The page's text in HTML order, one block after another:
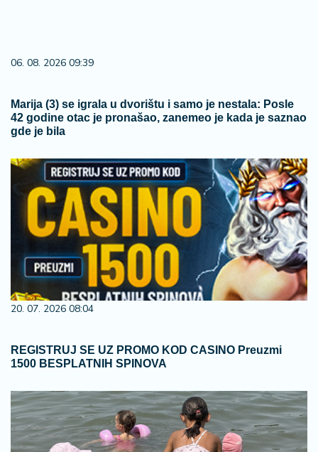
06. 08. 2026 09:39
Marija (3) se igrala u dvorištu i samo je nestala: Posle
42 godine otac je pronašao, zanemeo je kada je saznao
gde je bila
20. 07. 2026 08:04
REGISTRUJ SE UZ PROMO KOD CASINO Preuzmi
1500 BESPLATNIH SPINOVA